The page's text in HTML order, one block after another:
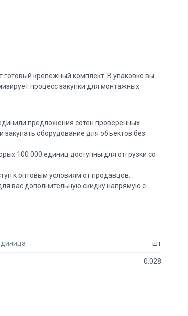
готовый крепежный комплект. В упаковке вы
процесс закупки для монтажных
предложения сотен проверенных
оборудование для объектов без
100 000 единиц доступны для отгрузки со
к оптовым условиям от продавцов.
вас дополнительную скидку напрямую с
предложение.
шт
0.028